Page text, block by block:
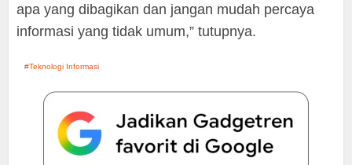
apa yang dibagikan dan jangan mudah percaya
informasi yang tidak umum,” tutupnya.
Teknologi Informasi